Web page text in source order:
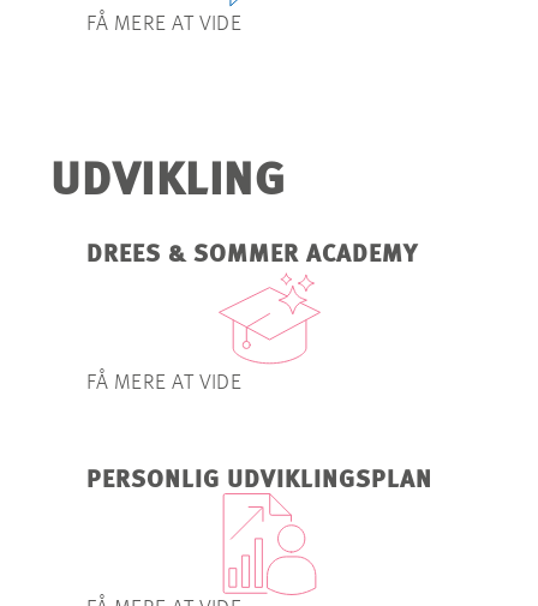
FÅ MERE AT VIDE
UDVIKLING
DREES & SOMMER ACADEMY
FÅ MERE AT VIDE
PERSONLIG UDVIKLINGSPLAN